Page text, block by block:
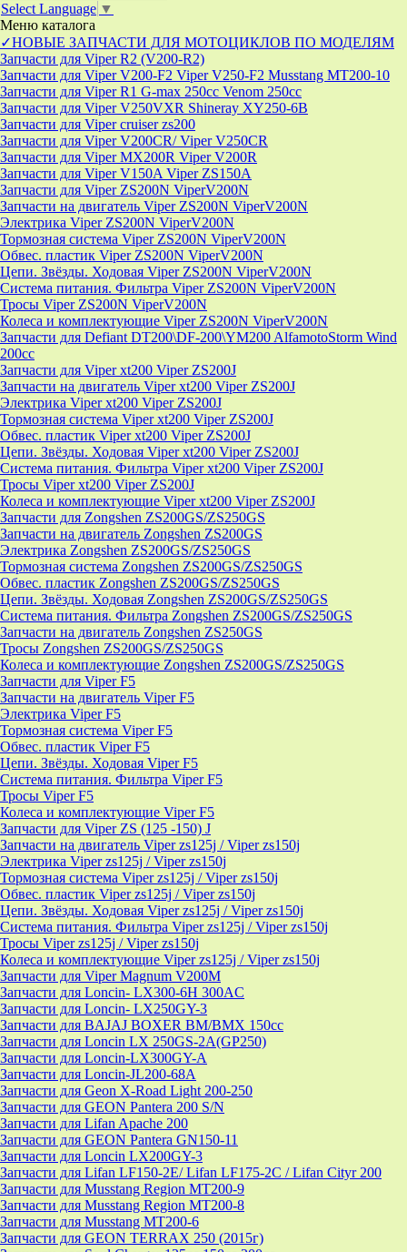
Select Language ▼
Меню каталога
✓НОВЫЕ ЗАПЧАСТИ ДЛЯ МОТОЦИКЛОВ ПО МОДЕЛЯМ
Запчасти для Viper R2 (V200-R2)
Запчасти для Viper V200-F2 Viper V250-F2 Musstang MT200-10
Запчасти для Viper R1 G-max 250cc Venom 250cc
Запчасти для Viper V250VXR Shineray XY250-6B
Запчасти для Viper cruiser zs200
Запчасти для Viper V200CR/ Viper V250CR
Запчасти для Viper MX200R Viper V200R
Запчасти для Viper V150A Viper ZS150A
Запчасти для Viper ZS200N ViperV200N
Запчасти на двигатель Viper ZS200N ViperV200N
Электрика Viper ZS200N ViperV200N
Тормозная система Viper ZS200N ViperV200N
Обвес. пластик Viper ZS200N ViperV200N
Цепи. Звёзды. Ходовая Viper ZS200N ViperV200N
Система питания. Фильтра Viper ZS200N ViperV200N
Тросы Viper ZS200N ViperV200N
Колеса и комплектующие Viper ZS200N ViperV200N
Запчасти для Defiant DT200\DF-200\YM200 AlfamotoStorm Wind
200cc
Запчасти для Viper xt200 Viper ZS200J
Запчасти на двигатель Viper xt200 Viper ZS200J
Электрика Viper xt200 Viper ZS200J
Тормозная система Viper xt200 Viper ZS200J
Обвес. пластик Viper xt200 Viper ZS200J
Цепи. Звёзды. Ходовая Viper xt200 Viper ZS200J
Система питания. Фильтра Viper xt200 Viper ZS200J
Тросы Viper xt200 Viper ZS200J
Колеса и комплектующие Viper xt200 Viper ZS200J
Запчасти для Zongshen ZS200GS/ZS250GS
Запчасти на двигатель Zongshen ZS200GS
Электрика Zongshen ZS200GS/ZS250GS
Тормозная система Zongshen ZS200GS/ZS250GS
Обвес. пластик Zongshen ZS200GS/ZS250GS
Цепи. Звёзды. Ходовая Zongshen ZS200GS/ZS250GS
Система питания. Фильтра Zongshen ZS200GS/ZS250GS
Запчасти на двигатель Zongshen ZS250GS
Тросы Zongshen ZS200GS/ZS250GS
Колеса и комплектующие Zongshen ZS200GS/ZS250GS
Запчасти для Viper F5
Запчасти на двигатель Viper F5
Электрика Viper F5
Тормозная система Viper F5
Обвес. пластик Viper F5
Цепи. Звёзды. Ходовая Viper F5
Система питания. Фильтра Viper F5
Тросы Viper F5
Колеса и комплектующие Viper F5
Запчасти для Viper ZS (125 -150) J
Запчасти на двигатель Viper zs125j / Viper zs150j
Электрика Viper zs125j / Viper zs150j
Тормозная система Viper zs125j / Viper zs150j
Обвес. пластик Viper zs125j / Viper zs150j
Цепи. Звёзды. Ходовая Viper zs125j / Viper zs150j
Система питания. Фильтра Viper zs125j / Viper zs150j
Тросы Viper zs125j / Viper zs150j
Колеса и комплектующие Viper zs125j / Viper zs150j
Запчасти для Viper Magnum V200M
Запчасти для Loncin- LX300-6H 300AC
Запчасти для Loncin- LX250GY-3
Запчасти для BAJAJ BOXER BM/ВМX 150cc
Запчасти для Loncin LX 250GS-2A(GP250)
Запчасти для Loncin-LX300GY-A
Запчасти для Loncin-JL200-68A
Запчасти для Geon X-Road Light 200-250
Запчасти для GEON Pantera 200 S/N
Запчасти для Lifan Apache 200
Запчасти для GEON Pantera GN150-11
Запчасти для Loncin LX200GY-3
Запчасти для Lifan LF150-2E/ Lifan LF175-2C / Lifan Cityr 200
Запчасти для Musstang Region MT200-9
Запчасти для Musstang Region MT200-8
Запчасти для Musstang MT200-6
Запчасти для GEON TERRAX 250 (2015г)